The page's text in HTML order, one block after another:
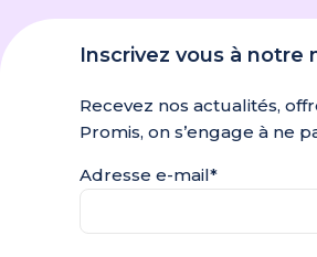
Inscrivez vous à notre
Recevez nos actualités,
Promis, on s’engage à ne
Adresse e-mail*